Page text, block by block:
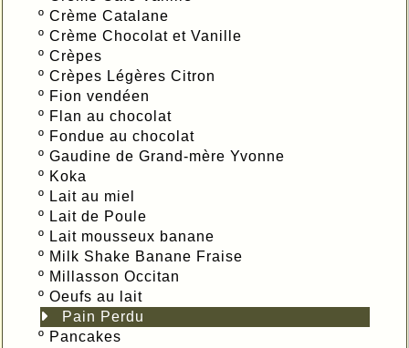
º Crème Catalane
º Crème Chocolat et Vanille
º Crèpes
º Crèpes Légères Citron
º Fion vendéen
º Flan au chocolat
º Fondue au chocolat
º Gaudine de Grand-mère Yvonne
º Koka
º Lait au miel
º Lait de Poule
º Lait mousseux banane
º Milk Shake Banane Fraise
º Millasson Occitan
º Oeufs au lait
Pain Perdu
º Pancakes